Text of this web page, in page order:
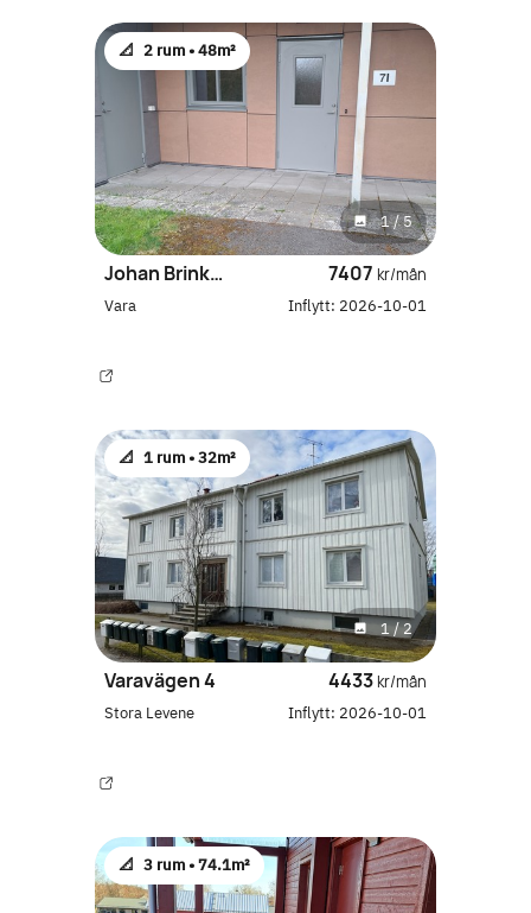
📐 2 rum •48m²
1/5
Johan Brinks gata 7I 7407 kr/mån
Vara
Inflytt: 2026-10-01
📐 1 rum •32m²
1/2
Varavägen 4 4433 kr/mån
Stora Levene
Inflytt: 2026-10-01
📐 3 rum •74.1m²